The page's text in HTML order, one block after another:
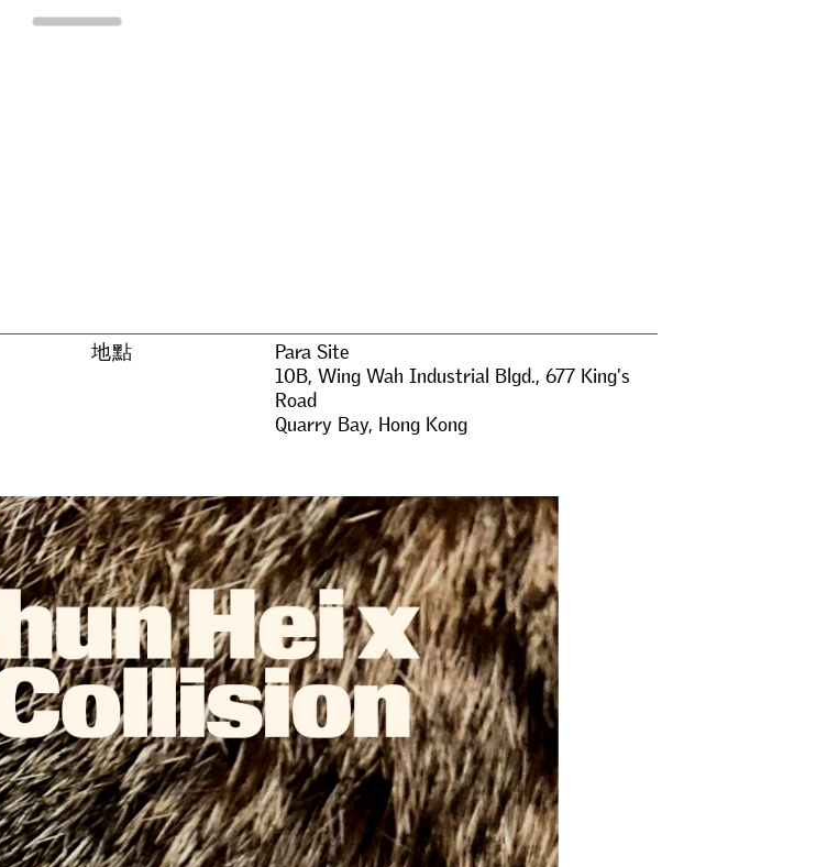
地點
Para Site
10B, Wing Wah Industrial Blgd., 677 King's
Road
Quarry Bay, Hong Kong